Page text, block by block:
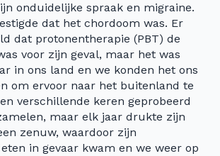
onduidelijke spraak en migraine.
dat het chordoom was. Er
dat protonentherapie (PBT) de
voor zijn geval, maar het was
in ons land en we konden het ons
om ervoor naar het buitenland te
verschillende keren geprobeerd
maar elk jaar drukte zijn
zenuw, waardoor zijn
in gevaar kwam en we weer op